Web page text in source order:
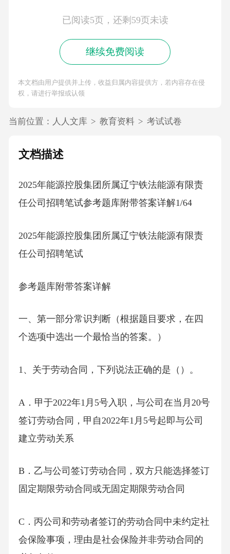
已阅读5页，还剩59页未读
继续免费阅读
本文档由用户提供并上传，收益归属内容提供方，若内容存在侵
权，请进行举报或认领
当前位置： 人人文库 > 教育资料 > 考试试卷
文档描述
2025年能源控股集团所属辽宁铁法能源有限责
任公司招聘笔试参考题库附带答案详解1/64
2025年能源控股集团所属辽宁铁法能源有限责
任公司招聘笔试
参考题库附带答案详解
一、第一部分常识判断（根据题目要求，在四
个选项中选出一个最恰当的答案。）
1、关于劳动合同，下列说法正确的是（）。
A．甲于2022年1月5号入职，与公司在当月20号
签订劳动合同，甲自2022年1月5号起即与公司
建立劳动关系
B．乙与公司签订劳动合同，双方只能选择签订
固定期限劳动合同或无固定期限劳动合同
C．丙公司和劳动者签订的劳动合同中未约定社
会保险事项，理由是社会保险并非劳动合同的